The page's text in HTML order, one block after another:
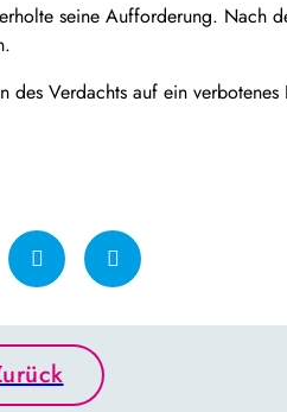
seine Aufforderung. Nach
Verdachts auf ein